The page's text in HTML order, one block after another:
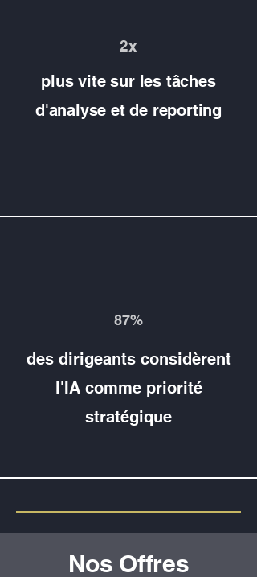
2x
plus vite sur les tâches
d'analyse et de reporting
87%
des dirigeants considèrent
l'IA comme priorité
stratégique
Nos Offres